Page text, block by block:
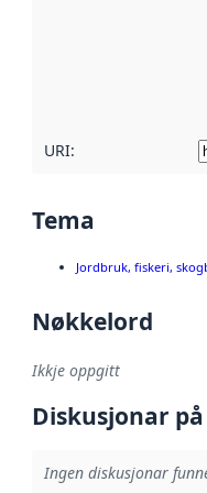
URI:
Tema
Jordbruk, fiskeri,
Nøkkelord
Ikkje oppgitt
Diskusjonar
Ingen diskusjonar